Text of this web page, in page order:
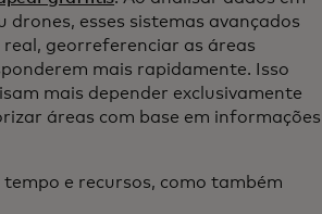
esses sistemas avançados
georreferenciar as áreas
mais rapidamente. Isso
mais depender exclusivamente
áreas com base em informações
e recursos, como também